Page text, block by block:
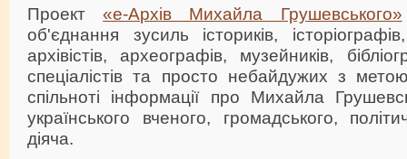
Проект«е-Архів Михайла Грушевського»
об'єднання зусиль істориків,
архівістів, археографів, музейників,
спеціалістів та просто небайдужих з метою
спільноті інформації про Михайла
українського вченого, громадського,
діяча.